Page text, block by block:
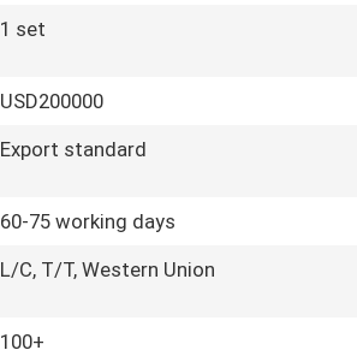
1 set
USD200000
Export standard
60-75 working days
L/C, T/T, Western Union
100+